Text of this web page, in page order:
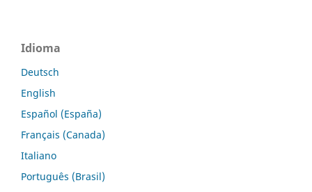
Idioma
Deutsch
English
Español (España)
Français (Canada)
Italiano
Português (Brasil)